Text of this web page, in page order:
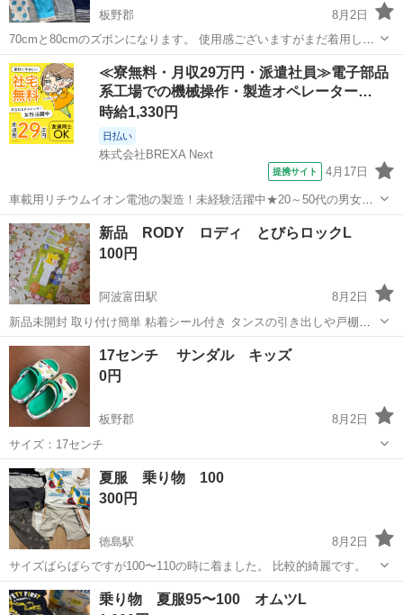
板野郡
8月2日
70cmと80cmのズボンになります。 使用感ございますがまだ着用して
いただけると思います。 よろしくお願いいたします。
徳島 板野郡 キッズ用品 ズボン
≪寮無料・月収29万円・派遣社員≫電子部品
系工場での機械操作・製造オペレーター…
時給1,330円
日払い
株式会社BREXA Next
提携サイト 4月17日
車載用リチウムイオン電池の製造！未経験活躍中★20～50代の男女活
躍中！寮費無料★備品付き1R寮完備！自宅からマイカー通勤OK！無料
駐車場完備◎正社員登用制度あり！《徳島県板野郡松茂町》 人気の工
場のお仕事 ◇車載用リチウ...
徳島 その他
新品 RODY ロディ とびらロックL
100円
阿波富田駅
8月2日
新品未開封 取り付け簡単 粘着シール付き タンスの引き出しや戸棚の
扉をロック！ 赤ちゃんのイタズラや予期せぬ事故の防止に。
徳島 徳島市 阿波富田駅 ベビー用品 ロディ
17センチ サンダル キッズ
0円
板野郡
8月2日
サイズ：17センチ
徳島 板野郡 キッズ用品
夏服 乗り物 100
300円
徳島駅
8月2日
サイズばらばらですが100〜110の時に着ました。 比較的綺麗です。
徳島 徳島市 徳島駅 キッズ用品
乗り物 夏服95〜100 オムツL